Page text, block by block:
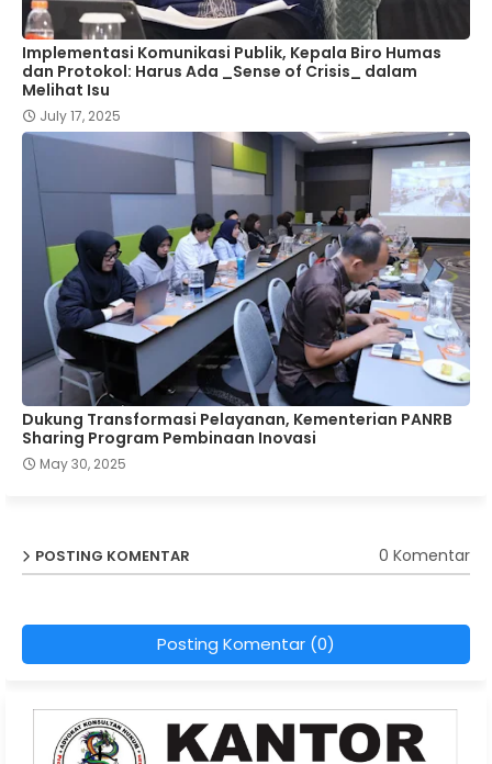
Implementasi Komunikasi Publik, Kepala Biro Humas
dan Protokol: Harus Ada _Sense of Crisis_ dalam
Melihat Isu
July 17, 2025
Dukung Transformasi Pelayanan, Kementerian PANRB
Sharing Program Pembinaan Inovasi
May 30, 2025
POSTING KOMENTAR 0 Komentar
Posting Komentar (0)